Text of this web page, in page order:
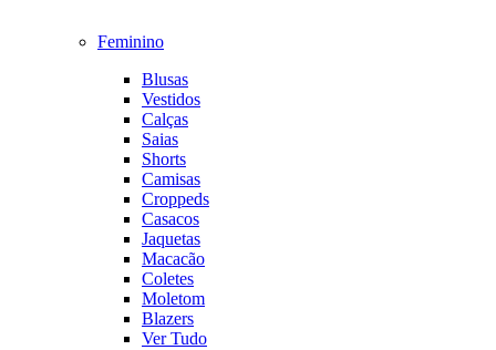
Feminino
Blusas
Vestidos
Calças
Saias
Shorts
Camisas
Croppeds
Casacos
Jaquetas
Macacão
Coletes
Moletom
Blazers
Ver Tudo